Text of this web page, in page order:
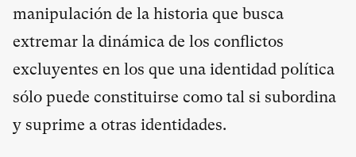
manipulación de la historia que busca
extremar la dinámica de los conflictos
excluyentes en los que una identidad política
sólo puede constituirse como tal si subordina
y suprime a otras identidades.